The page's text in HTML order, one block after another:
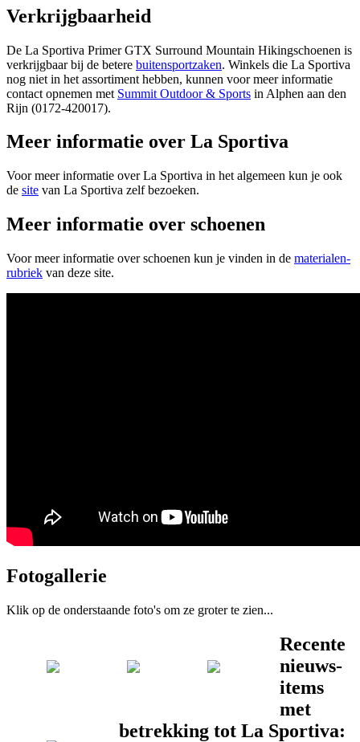
Verkrijgbaarheid
De La Sportiva Primer GTX Surround Mountain Hikingschoenen is
verkrijgbaar bij de betere buitensportzaken. Winkels die La Sportiva
nog niet in het assortiment hebben, kunnen voor meer informatie
contact opnemen met Summit Outdoor & Sports in Alphen aan den
Rijn (0172-420017).
Meer informatie over La Sportiva
Voor meer informatie over La Sportiva in het algemeen kun je ook
de site van La Sportiva zelf bezoeken.
Meer informatie over schoenen
Voor meer informatie over schoenen kun je vinden in de materialen-
rubriek van deze site.
Fotogallerie
Klik op de onderstaande foto's om ze groter te zien...
Recente
nieuws-
items
met
betrekking tot La Sportiva: